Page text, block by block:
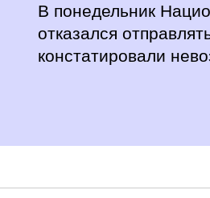
В понедельник
отказался
констатировали